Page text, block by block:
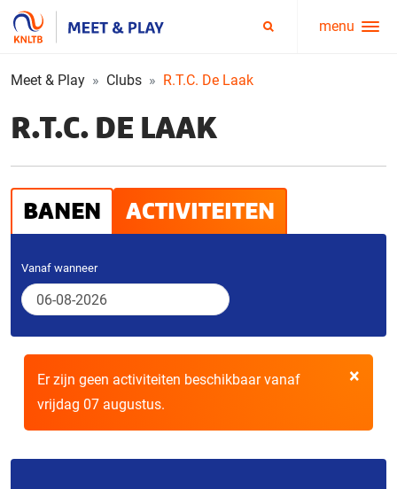
Service
menu
menu
Meet & Play Clubs R.T.C. De Laak
R.T.C. DE LAAK
BANEN ACTIVITEITEN
Vanaf wanneer
×
Er zijn geen activiteiten beschikbaar vanaf
vrijdag 07 augustus.